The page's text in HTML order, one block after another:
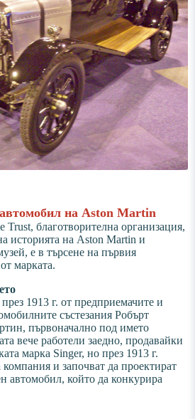
на Aston Martin
благотворителна организация,
историята на Aston Martin и
е в търсене на първия
марката.
1913 г. от предприемачите и
състезания Робърт
първоначално под името
вече работели заедно, продавайки
марка Singer, но през 1913 г.
компания и започват да проектират
автомобил, който да конкурира